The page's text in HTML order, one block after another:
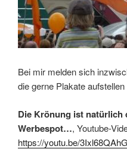
Bei mir melden sich
die gerne Plakate
Die Krönung ist natürlich
Werbespot…, Youtube-
https://youtu.be/